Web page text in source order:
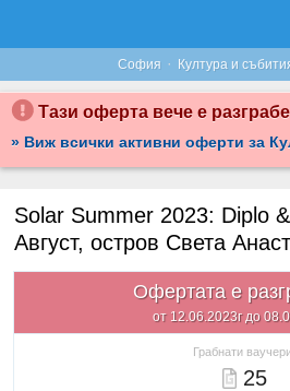
София · Култура и
Тази оферта вече е
» Виж всички активни оферти за
Solar Summer 2023: Diplo
Август, остров Света
Офертата е
от 12.06.2023г до
Грабнати
25